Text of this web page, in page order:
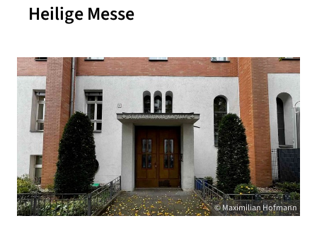
Heilige Messe
© Maximilian Hofmann